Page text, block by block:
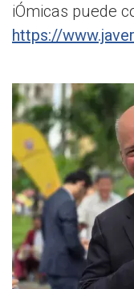
iÓmicas puede
https://